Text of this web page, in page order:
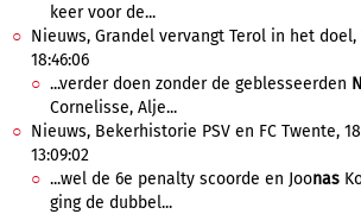
keer voor de...
Nieuws, Grandel vervangt Terol in het doel,
18:46:06
...verder doen zonder de geblesseerden
Cornelisse, Alje...
Nieuws, Bekerhistorie PSV en FC Twente,
13:09:02
...wel de 6e penalty scoorde en Joonas
ging de dubbel...